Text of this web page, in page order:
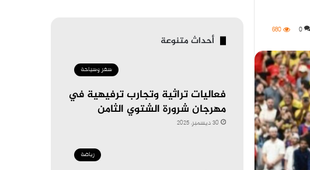
0
680
أحداث متنوعة
سفر وسياحة
فعاليات تراثية وتجارب ترفيهية في
مهرجان شرورة الشتوي الثامن
30 ديسمبر، 2025
رياضة